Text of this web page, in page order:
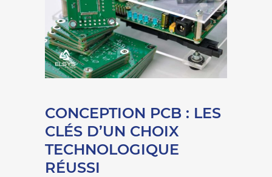
CONCEPTION PCB : LES
CLÉS D’UN CHOIX
TECHNOLOGIQUE
RÉUSSI